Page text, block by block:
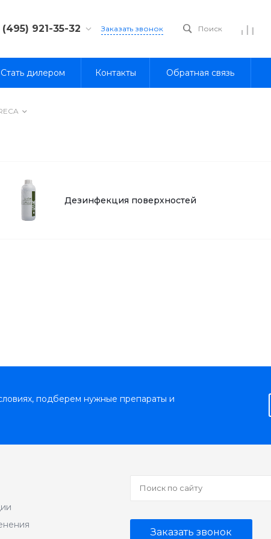
(495) 921-35-32
8 (800) 333-35-32
Заказать звонок Поиск
Стать дилером Контакты Обратная связь
Дезинфекция поверхностей
подберем нужные препараты и
Заказать звонок